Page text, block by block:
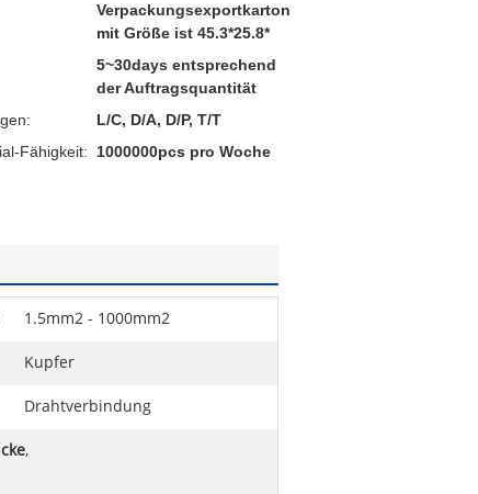
Verpackungsexportkarton
mit Größe ist 45.3*25.8*
5~30days entsprechend
der Auftragsquantität
L/C, D/A, D/P, T/T
Fähigkeit:
1000000pcs pro Woche
1.5mm2 - 1000mm2
Kupfer
Drahtverbindung
,